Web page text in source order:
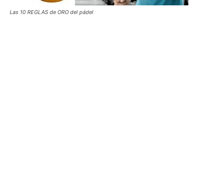
Las 10 REGLAS de ORO del pádel